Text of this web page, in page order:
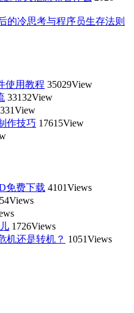
的冷思考与程序员生存法则
使用教程 35029View
33132View
作技巧 17615View
免费下载 4101Views
1726Views
机还是转机？ 1051Views